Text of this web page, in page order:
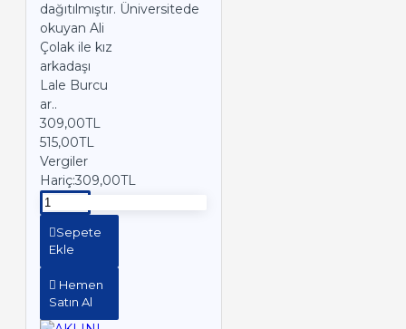
dağıtılmıştır. Üniversitede
okuyan Ali
Çolak ile kız
arkadaşı
Lale Burcu
ar..
309,00TL
515,00TL
Vergiler
Hariç:309,00TL
Sepete
Ekle
Hemen
Satın Al